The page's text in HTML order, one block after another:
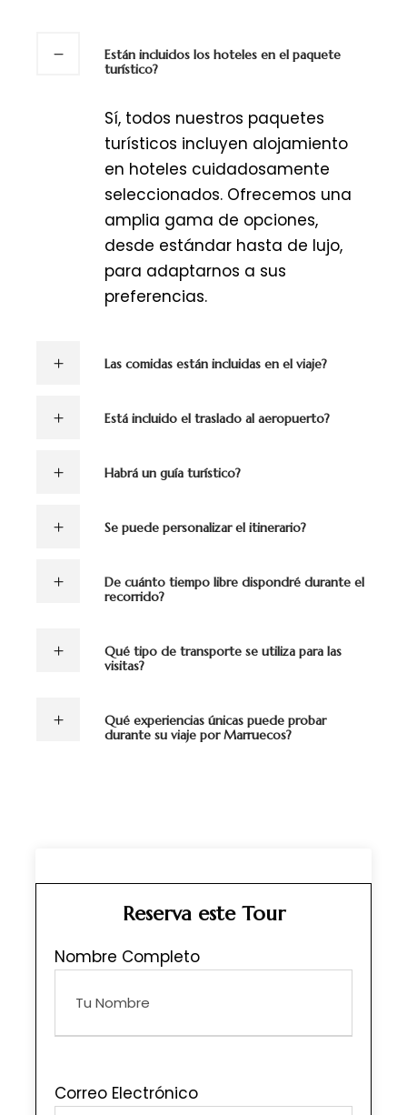
Reserva este Tour
Nombre Completo
Correo Electrónico
Están incluidos los hoteles en el paquete
turístico?
Sí, todos nuestros paquetes
turísticos incluyen alojamiento
en hoteles cuidadosamente
seleccionados. Ofrecemos una
amplia gama de opciones,
desde estándar hasta de lujo,
para adaptarnos a sus
preferencias.
Las comidas están incluidas en el viaje?
Está incluido el traslado al aeropuerto?
Habrá un guía turístico?
Se puede personalizar el itinerario?
De cuánto tiempo libre dispondré durante el
recorrido?
Qué tipo de transporte se utiliza para las
visitas?
Qué experiencias únicas puede probar
durante su viaje por Marruecos?